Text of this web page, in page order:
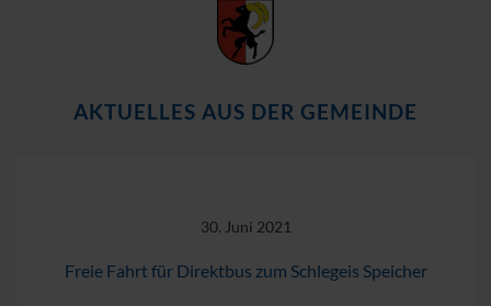
AKTUELLES AUS DER GEMEINDE
30. Juni 2021
Freie Fahrt für Direktbus zum Schlegeis Speicher